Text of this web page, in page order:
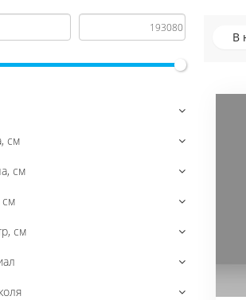
см
см
см
В